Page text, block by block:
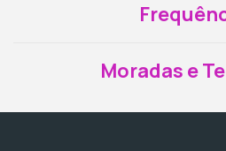
Moradas e